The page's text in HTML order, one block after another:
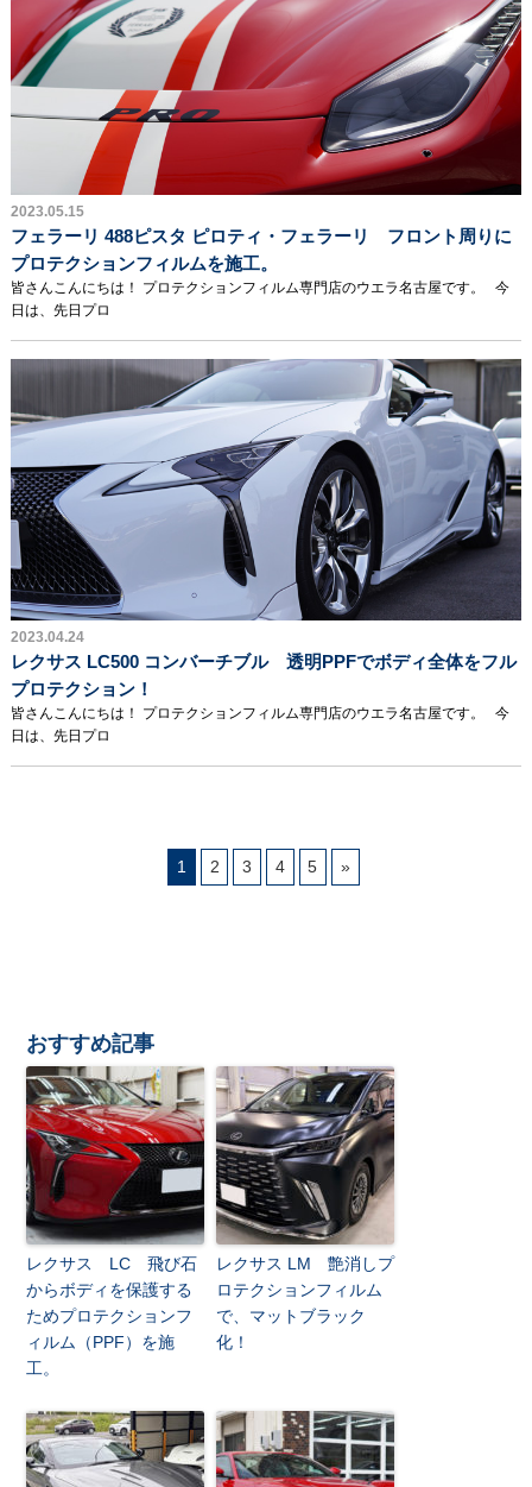
2023.05.15
フェラーリ 488ピスタ ピロティ・フェラーリ フロント周りに
プロテクションフィルムを施工。
皆さんこんにちは！ プロテクションフィルム専門店のウエラ名古屋です。 今
日は、先日プロ
2023.04.24
レクサス LC500 コンバーチブル 透明PPFでボディ全体をフル
プロテクション！
皆さんこんにちは！ プロテクションフィルム専門店のウエラ名古屋です。 今
日は、先日プロ
1 2 3 4 5 »
おすすめ記事
レクサス LC 飛び石
からボディを保護する
ためプロテクションフ
ィルム（PPF）を施
工。
レクサス LM 艶消しプ
ロテクションフィルム
で、マットブラック
化！